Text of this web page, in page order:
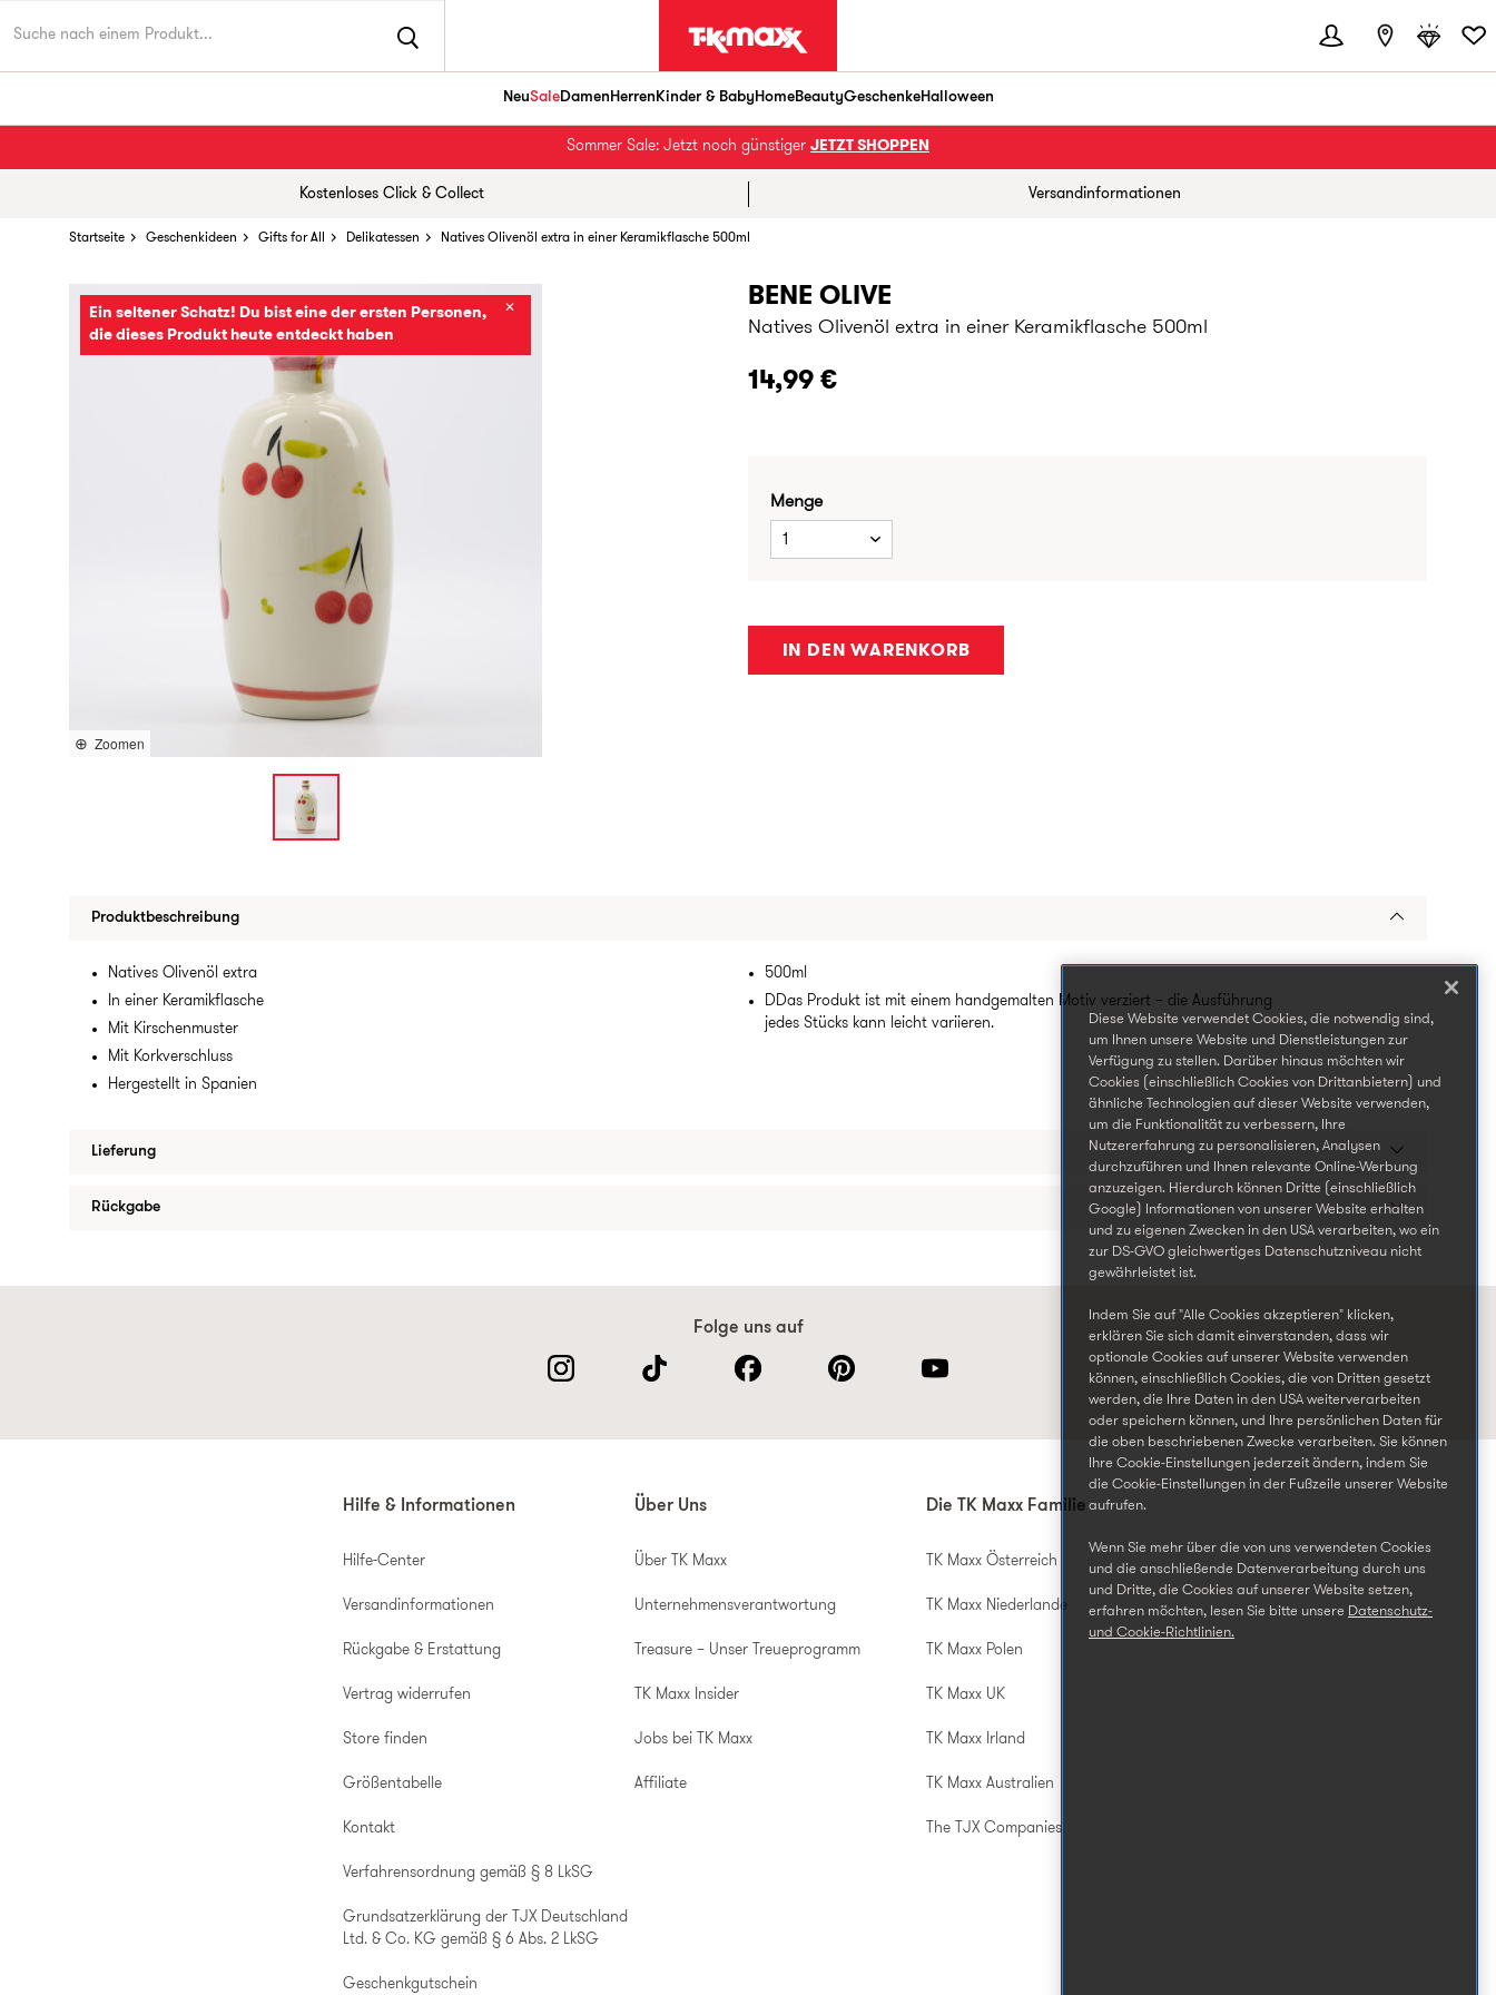
NeuSaleDamenHerrenKinder & BabyHomeBeautyGeschenkeHalloween
Sommer Sale: Jetzt noch günstiger JETZT SHOPPEN
Kostenloses Click & Collect Versandinformationen
Startseite Geschenkideen Gifts for All Delikatessen Natives Olivenöl extra in einer Keramikflasche 500ml
Ein seltener Schatz! Du bist eine der ersten Personen,
die dieses Produkt heute entdeckt haben
✕
Zoomen
BENE OLIVE
Natives Olivenöl extra in einer Keramikflasche 500ml
14,99 €
Menge
1
IN DEN WARENKORB
Produktbeschreibung
Natives Olivenöl extra
In einer Keramikflasche
Mit Kirschenmuster
Mit Korkverschluss
Hergestellt in Spanien
500ml
DDas Produkt ist mit einem handgemalten Motiv verziert – die Ausführung
jedes Stücks kann leicht variieren.
Lieferung
Rückgabe
Folge uns auf
Hilfe & Informationen
Hilfe-Center
Versandinformationen
Rückgabe & Erstattung
Vertrag widerrufen
Store finden
Größentabelle
Kontakt
Verfahrensordnung gemäß § 8 LkSG
Grundsatzerklärung der TJX Deutschland
Ltd. & Co. KG gemäß § 6 Abs. 2 LkSG
Geschenkgutschein
Über Uns
Über TK Maxx
Unternehmensverantwortung
Treasure – Unser Treueprogramm
TK Maxx Insider
Jobs bei TK Maxx
Affiliate
Die TK Maxx Familie
TK Maxx Österreich
TK Maxx Niederlande
TK Maxx Polen
TK Maxx UK
TK Maxx Irland
TK Maxx Australien
The TJX Companies
Diese Website verwendet Cookies, die notwendig sind,
um Ihnen unsere Website und Dienstleistungen zur
Verfügung zu stellen. Darüber hinaus möchten wir
Cookies (einschließlich Cookies von Drittanbietern) und
ähnliche Technologien auf dieser Website verwenden,
um die Funktionalität zu verbessern, Ihre
Nutzererfahrung zu personalisieren, Analysen
durchzuführen und Ihnen relevante Online-Werbung
anzuzeigen. Hierdurch können Dritte (einschließlich
Google) Informationen von unserer Website erhalten
und zu eigenen Zwecken in den USA verarbeiten, wo ein
zur DS-GVO gleichwertiges Datenschutzniveau nicht
gewährleistet ist.
Indem Sie auf "Alle Cookies akzeptieren" klicken,
erklären Sie sich damit einverstanden, dass wir
optionale Cookies auf unserer Website verwenden
können, einschließlich Cookies, die von Dritten gesetzt
werden, die Ihre Daten in den USA weiterverarbeiten
oder speichern können, und Ihre persönlichen Daten für
die oben beschriebenen Zwecke verarbeiten. Sie können
Ihre Cookie-Einstellungen jederzeit ändern, indem Sie
die Cookie-Einstellungen in der Fußzeile unserer Website
aufrufen.
Wenn Sie mehr über die von uns verwendeten Cookies
und die anschließende Datenverarbeitung durch uns
und Dritte, die Cookies auf unserer Website setzen,
erfahren möchten, lesen Sie bitte unsere Datenschutz-
und Cookie-Richtlinien.